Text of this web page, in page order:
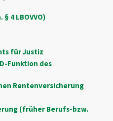
4 LBOVVO)
für Justiz
Funktion des
Rentenversicherung
(früher Berufs-bzw.